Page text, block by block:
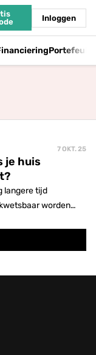
Inloggen
7 OKT. 25
je huis
langere tijd
worden
worden?